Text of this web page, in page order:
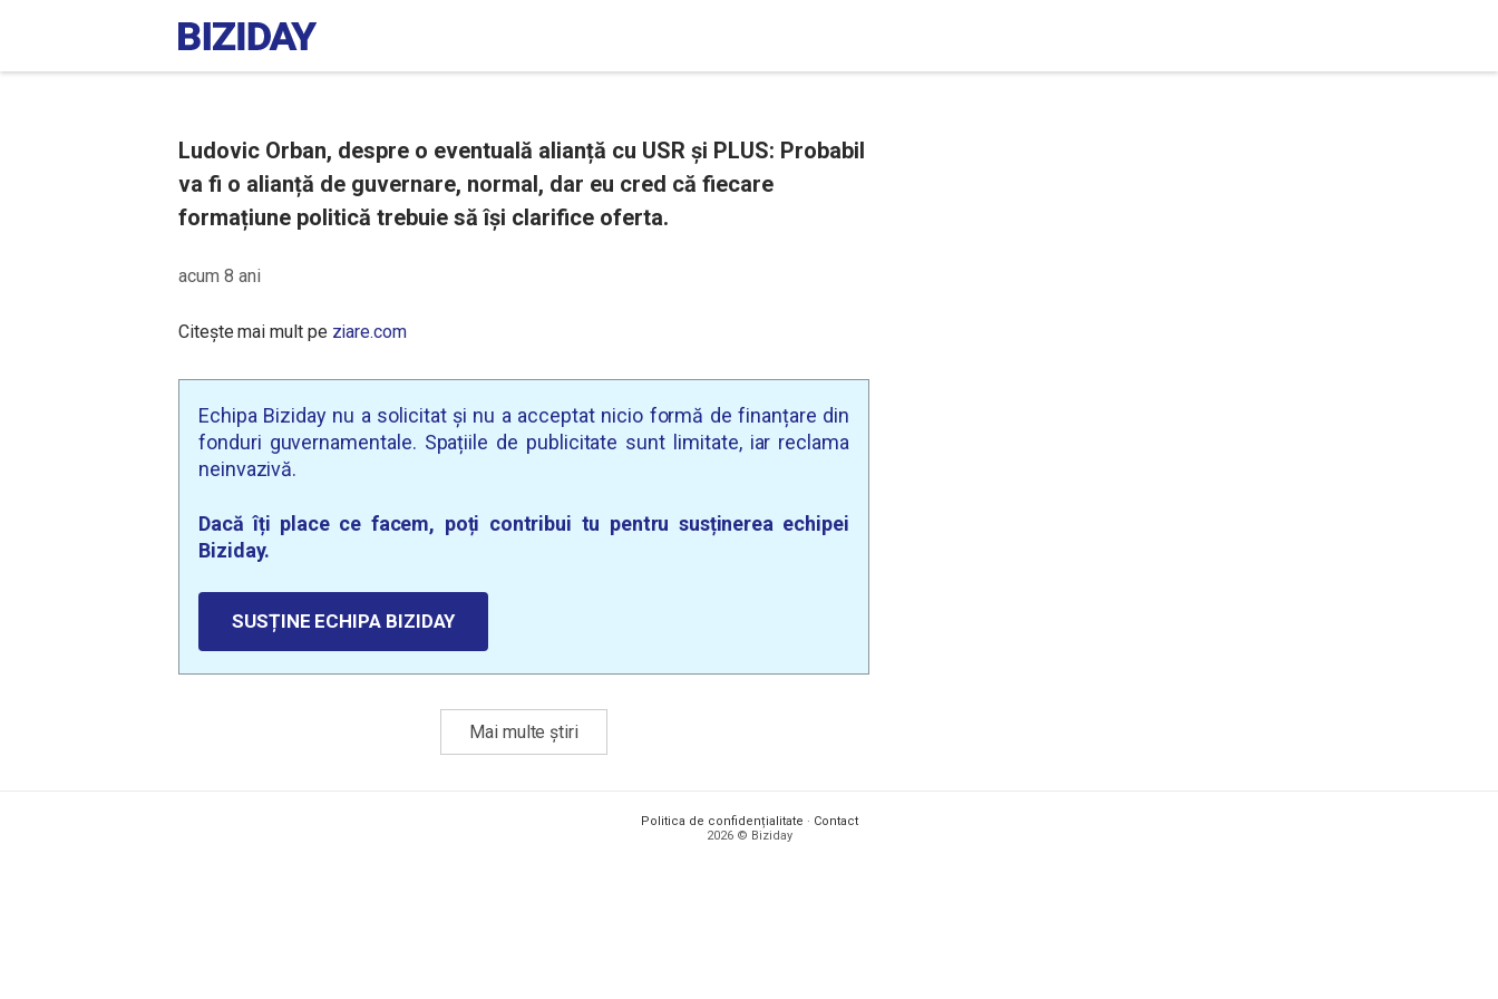
Ludovic Orban, despre o eventuală alianță cu USR și PLUS: Probabil
va fi o alianță de guvernare, normal, dar eu cred că fiecare
formațiune politică trebuie să își clarifice oferta.
acum 8 ani
Citește mai mult pe ziare.com
Echipa Biziday nu a solicitat și nu a acceptat nicio formă de finanțare din
fonduri guvernamentale. Spațiile de publicitate sunt limitate, iar reclama
neinvazivă.
Dacă îți place ce facem, poți contribui tu pentru susținerea echipei
Biziday.
SUSȚINE ECHIPA BIZIDAY
Mai multe știri
Politica de confidențialitate · Contact
2026 © Biziday